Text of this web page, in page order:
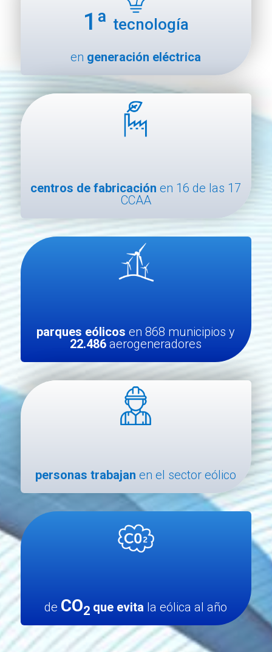
1ª tecnología
en generación eléctrica
centros de fabricación en 16 de las 17
CCAA
parques eólicos en 868 municipios y
22.486 aerogeneradores
personas trabajan en el sector eólico
de CO2 que evita la eólica al año